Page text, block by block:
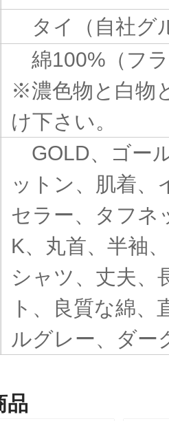
タイ（自社グ
綿100%（フ
※濃色物と白物
け下さい。
GOLD、ゴー
ットン、肌着、
セラー、タフネ
K、丸首、半袖
シャツ、丈夫、
ト、良質な綿、
ルグレー、ダー
品